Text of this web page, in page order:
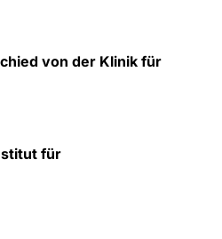
von der Klinik für
für